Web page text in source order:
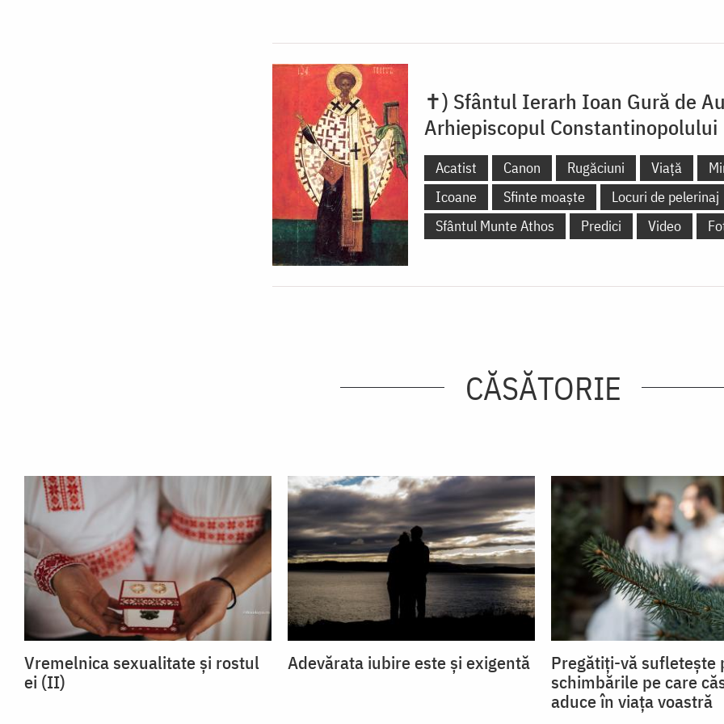
✝) Sfântul Ierarh Ioan Gură de
Arhiepiscopul Constantinopolului
Acatist Canon Rugăciuni Viață
Icoane
Sfinte moaște
Locuri de pelerinaj
Sfântul Munte Athos
Predici Video
CĂSĂTORIE
Vremelnica sexualitate și rostul
ei (II)
Adevărata iubire este și exigentă
Pregătiți-vă sufletește
schimbările pe care
aduce în viața voastră